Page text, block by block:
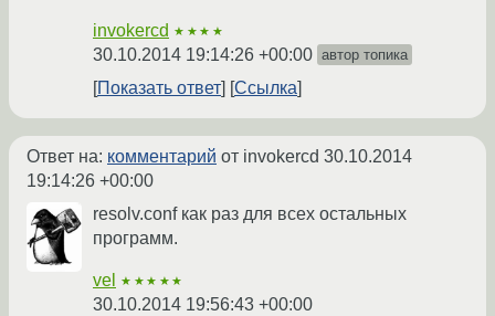
invokercd ★★★★
30.10.2014 19:14:26 +00:00 автор топика
Показать ответ Ссылка
Ответ на: комментарий от invokercd 30.10.2014
19:14:26 +00:00
resolv.conf как раз для всех остальных
программ.
vel ★★★★★
30.10.2014 19:56:43 +00:00